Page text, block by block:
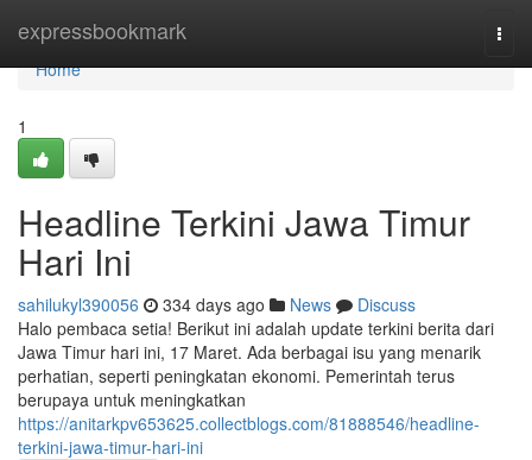
expressbookmark
Home
Home
1
Headline Terkini Jawa Timur
Hari Ini
sahilukyl390056 334 days ago News
Discuss
Halo pembaca setia! Berikut ini adalah update terkini berita dari
Jawa Timur hari ini, 17 Maret. Ada berbagai isu yang menarik
perhatian, seperti peningkatan ekonomi. Pemerintah terus
berupaya untuk meningkatkan
https://anitarkpv653625.collectblogs.com/81888546/headline-
terkini-jawa-timur-hari-ini